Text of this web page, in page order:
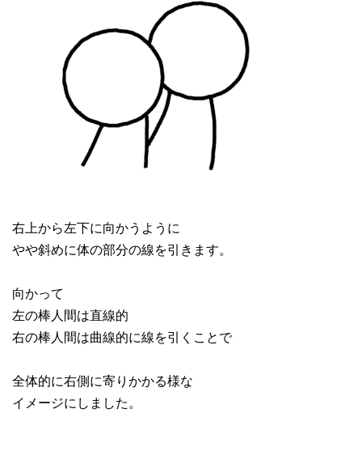
右上から左下に向かうように
やや斜めに体の部分の線を引きます。
向かって
左の棒人間は直線的
右の棒人間は曲線的に線を引くことで
全体的に右側に寄りかかる様な
イメージにしました。